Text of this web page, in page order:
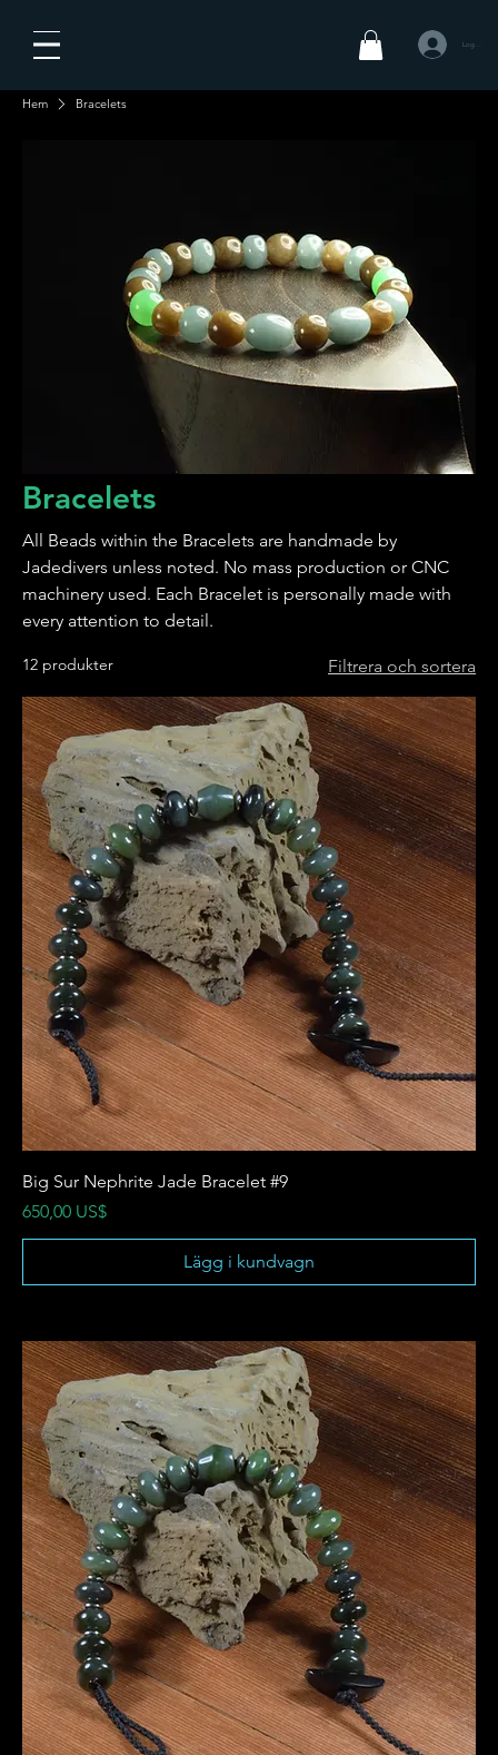
Logga in
Hem Bracelets
Bracelets
All Beads within the Bracelets are handmade by
Jadedivers unless noted. No mass production or CNC
machinery used. Each Bracelet is personally made with
every attention to detail.
12 produkter Filtrera och sortera
Big Sur Nephrite Jade Bracelet #9
Pris
650,00 US$
Lägg i kundvagn